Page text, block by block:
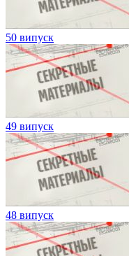
50 випуск
49 випуск
48 випуск